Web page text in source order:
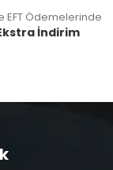
EFT Ödemelerinde
İndirim